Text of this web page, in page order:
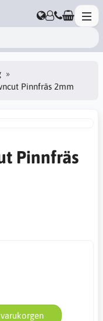
Pinnfräs 2mm
Pinnfräs